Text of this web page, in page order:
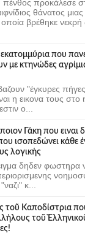
πένθος προκάλεσε
θάνατος
βρέθηκε νεκρή
που
με κτηνώδες
"έγκυρες
η εικονα τους στο
ο...
Γάκη που ειναι
ισοπεδώνει κάθε
λογικής
δηδεν φωστηρα
κ...
τοῦ Καποδίστρια
τοῦ